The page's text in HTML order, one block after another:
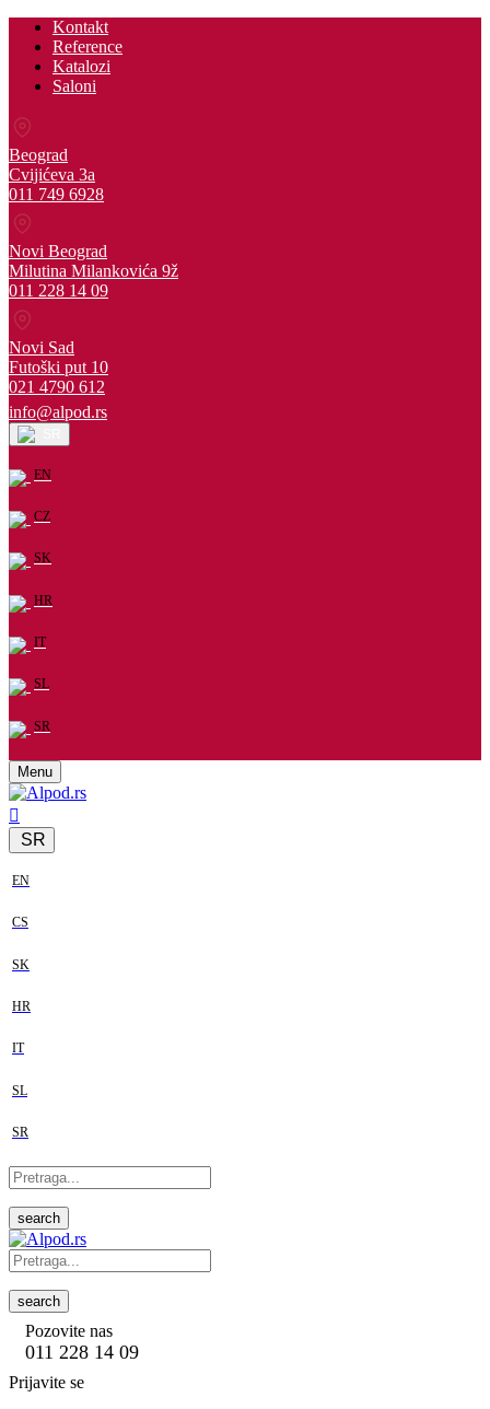
Kontakt
Reference
Katalozi
Saloni
Beograd
Cvijićeva 3a
011 749 6928
Novi Beograd
Milutina Milankovića 9ž
011 228 14 09
Novi Sad
Futoški put 10
021 4790 612
info@alpod.rs
EN
CZ
SK
HR
IT
SL
SR
Menu
SR
EN
CS
SK
HR
IT
SL
SR
search
search
Pozovite nas
011 228 14 09
Prijavite se